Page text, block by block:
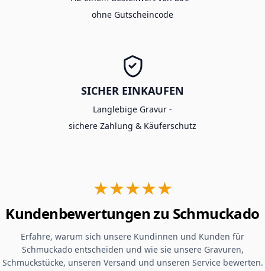
ohne Gutscheincode
SICHER EINKAUFEN
Langlebige Gravur -
sichere Zahlung & Käuferschutz
★★★★★
Kundenbewertungen zu Schmuckado
Erfahre, warum sich unsere Kundinnen und Kunden für
Schmuckado entscheiden und wie sie unsere Gravuren,
Schmuckstücke, unseren Versand und unseren Service bewerten.